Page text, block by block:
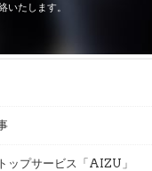
いたします。
ップサービス「AIZU」